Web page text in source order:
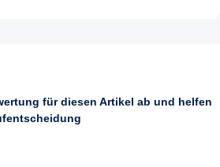
für diesen Artikel ab und helfen